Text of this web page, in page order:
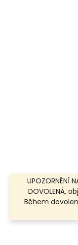
UPOZORNĚNÍ
DOVOLENÁ,
Během